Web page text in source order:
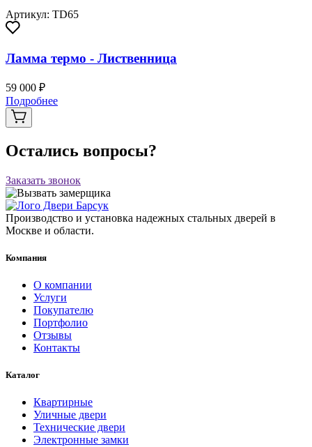
Артикул: TD65
Ламма термо - Лиственница
59 000 ₽
Подробнее
Остались вопросы?
Заказать звонок
Производство и установка надежных стальных дверей в
Москве и области.
Компания
О компании
Услуги
Покупателю
Портфолио
Отзывы
Контакты
Каталог
Квартирные
Уличные двери
Технические двери
Электронные замки